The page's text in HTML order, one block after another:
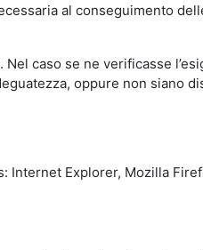
al conseguimento
caso se ne verificasse
oppure non siano
Explorer, Mozilla